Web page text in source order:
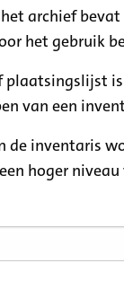
archief
het gebruik
plaatsingslijst
van een
de inventaris
hoger